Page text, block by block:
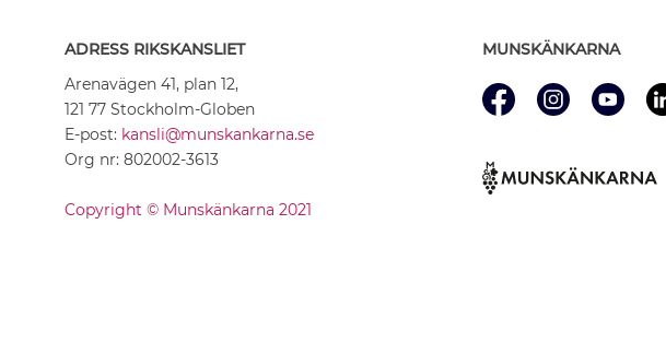
ADRESS RIKSKANSLIET
Arenavägen 41, plan 12,
121 77 Stockholm-Globen
E-post: kansli@munskankarna.se
Org nr: 802002-3613
Copyright © Munskänkarna 2021
MUNSKÄNKARNA